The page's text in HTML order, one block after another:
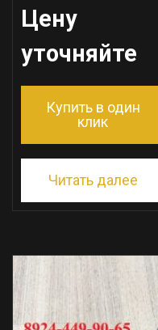
Цену
уточняйте
Купить в один
клик
Читать далее